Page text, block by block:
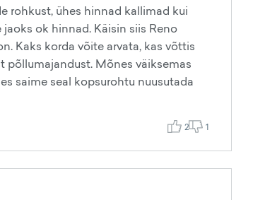
rohkust, ühes hinnad kallimad kui
ok hinnad. Käisin siis Reno
Kaks korda võite arvata, kas võttis
põllumajandust. Mõnes väiksemas
saime seal kopsurohtu nuusutada
2 1